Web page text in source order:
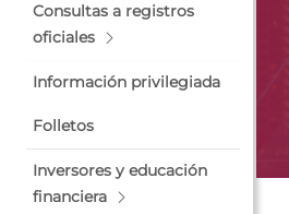
Consultas a registros
oficiales
Información privilegiada
Folletos
Inversores y educación
financiera